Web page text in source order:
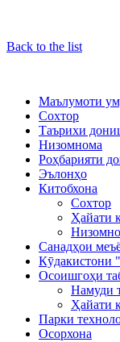
Back to the list
Маълумоти
Сохтор
Таърихи
Низомнома
Роҳбарияти
Эълонҳо
Китобхона
Сохтор
Ҳайати
Санадҳои
Осоишгоҳи
Намуди
Ҳайати
Парки
Осорхона